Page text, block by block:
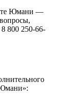
Юмани —
800 250-66-